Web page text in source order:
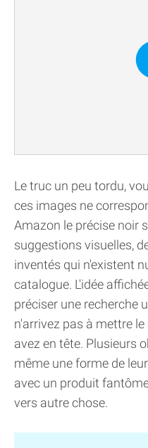
Le truc un peu tordu,
ces images ne
Amazon le précise noir
suggestions visuelles,
inventés qui n'existent
catalogue. L'idée
préciser une recherche
n'arrivez pas à mettre
avez en tête. Plusieurs
même une forme de
avec un produit
vers autre chose.